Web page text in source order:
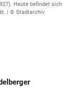
Heute befindet sich
| © Stadtarchiv